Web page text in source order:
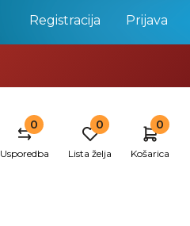
Registracija Prijava
0
Usporedba
0
Lista želja
0
Košarica